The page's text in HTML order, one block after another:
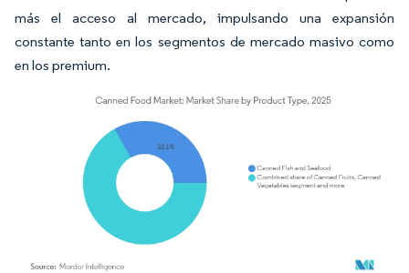
más el acceso al mercado, impulsando una expansión
constante tanto en los segmentos de mercado masivo como
en los premium.